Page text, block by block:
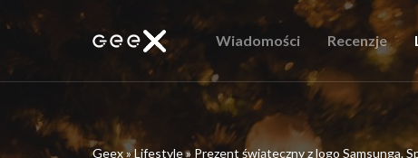
Wiadomości Recenzje
Geex»Lifestyle» Prezent świąteczny z logo Samsunga.